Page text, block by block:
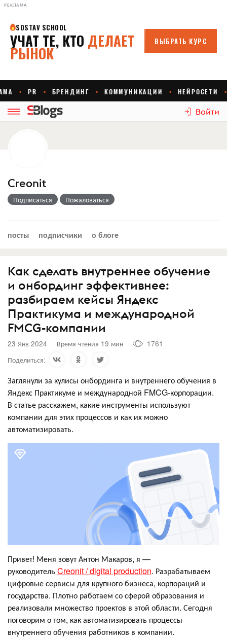
РЕКЛАМА
Войти
Creonit
Подписаться Пожаловаться
посты подписчики о блоге
Как сделать внутреннее обучение
и онбординг эффективнее:
разбираем кейсы Яндекс
Практикума и международной
FMCG-компании
23 Янв 2024 Время чтения 19 мин
1761
Поделиться:
Заглянули за кулисы онбординга и внутреннего обучения в
Яндекс Практикуме и международной FMCG-корпорации.
В статье расскажем, какие инструменты используют
компании для этих процессов и как их можно
автоматизировать.
Привет! Меня зовут Антон Макаров, я —
руководитель Creonit / digital production. Разрабатываем
цифровые сервисы для крупного бизнеса, корпораций и
государства. Плотно работаем со сферой образования и
реализовали множество проектов в этой области. Сегодня
поговорим о том, как автоматизировать процессы
внутреннего обучения работников в компании.